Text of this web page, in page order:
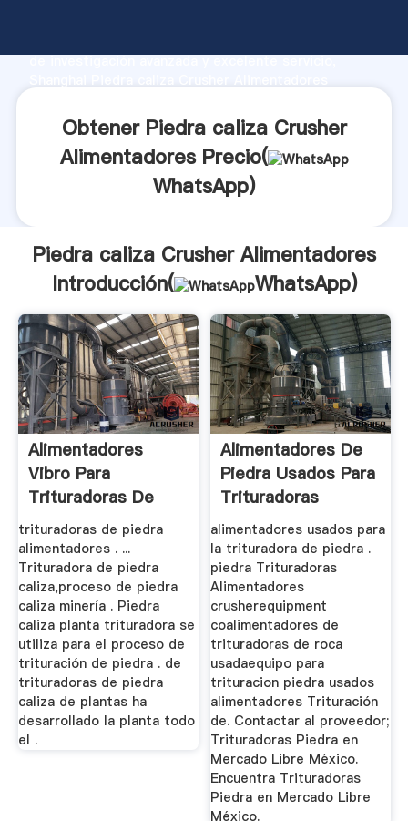
de investigación avanzada y excelente servicio,
clientes.Obtener Piedra caliza Crusher
Alimentadores Precio(
WhatsApp)
Piedra caliza Crusher Alimentadores
Introducción(
WhatsApp)
Alimentadores
Vibro Para
Trituradoras De
Martillo Tph
trituradoras de piedra
alimentadores . ...
Trituradora de piedra
caliza,proceso de piedra
caliza minería . Piedra
caliza planta trituradora se
utiliza para el proceso de
trituración de piedra . de
trituradoras de piedra
caliza de plantas ha
desarrollado la planta todo
el .
Alimentadores De
Piedra Usados Para
Trituradoras
alimentadores usados para
la trituradora de piedra .
piedra Trituradoras
Alimentadores
crusherequipment
coalimentadores de
trituradoras de roca
usadaequipo para
trituracion piedra usados
alimentadores Trituración
de. Contactar al proveedor;
Trituradoras Piedra en
Mercado Libre México.
Encuentra Trituradoras
Piedra en Mercado Libre
México.